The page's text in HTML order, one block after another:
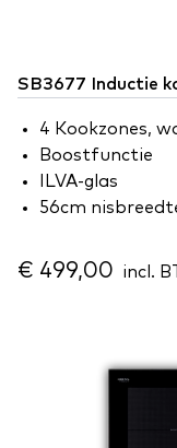
SB3677 Inductie
4 Kookzones,
Boostfunctie
ILVA-glas
56cm
€ 499,00 incl.